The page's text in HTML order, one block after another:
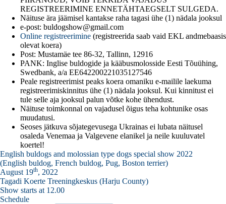
REGISTREERIMINE ENNETÄHTAEGSELT SULGEDA.
Näituse ära jäämisel kantakse raha tagasi ühe (1) nädala jooksul
e-post: buldogshow@gmail.com
Online registreerimine (registreerida saab vaid EKL andmebaasis
olevat koera)
Post: Mustamäe tee 86-32, Tallinn, 12916
PANK: Inglise buldogide ja kääbusmolosside Eesti Tõuühing,
Swedbank, a/a EE642200221035127546
Peale registreerimist peaks koera omaniku e-mailile laekuma
registreerimiskinnitus ühe (1) nädala jooksul. Kui kinnitust ei
tule selle aja jooksul palun võtke kohe ühendust.
Näituse toimkonnal on vajadusel õigus teha kohtunike osas
muudatusi.
Seoses jätkuva sõjategevusega Ukrainas ei lubata näitusel
osaleda Venemaa ja Valgevene elanikel ja neile kuuluvatel
koertel!
English buldogs and molossian type dogs special show 2022
(English buldog, French buldog, Pug, Boston terrier)
August 19th, 2022
Tagadi Koerte Treeningkeskus (Harju County)
Show starts at 12.00
Schedule